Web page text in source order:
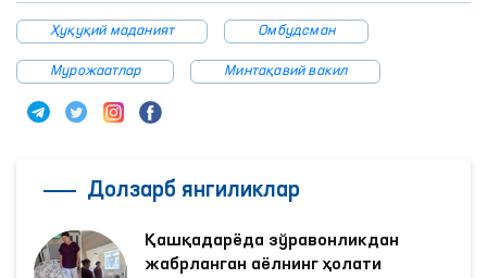
Ҳуқуқий маданият Омбудсман
Мурожаатлар Минтақавий вакил
Долзарб янгиликлар
Қашқадарёда зўравонликдан
жабрланган аёлнинг ҳолати